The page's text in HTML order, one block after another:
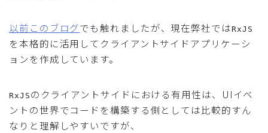
以前このブログでも触れましたが、現在弊社では RxJS
を本格的に活用してクライアントサイドアプリケーシ
ョンを作成しています。
RxJS のクライアントサイドにおける有用性は、UIイベ
ントの世界でコードを構築する側としては比較的すん
なりと理解しやすいですが、